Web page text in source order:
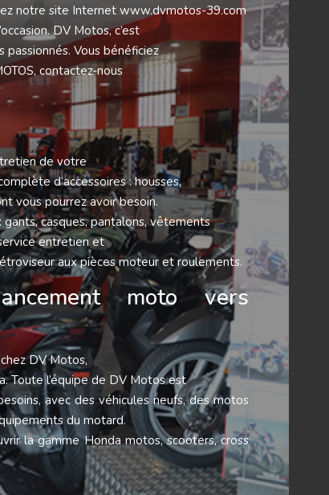
notre site Internet www.dvmotos-39.com
DV Motos, c’est
passionnés. Vous bénéficiez
contactez-nous
de votre
d’accessoires : housses,
vous pourrez avoir besoin.
casques, pantalons, vêtements
entretien et
aux pièces moteur et roulements.
moto vers
DV Motos,
Toute l’équipe de DV Motos est
avec des véhicules neufs, des motos
du motard.
la gamme Honda motos, scooters, cross